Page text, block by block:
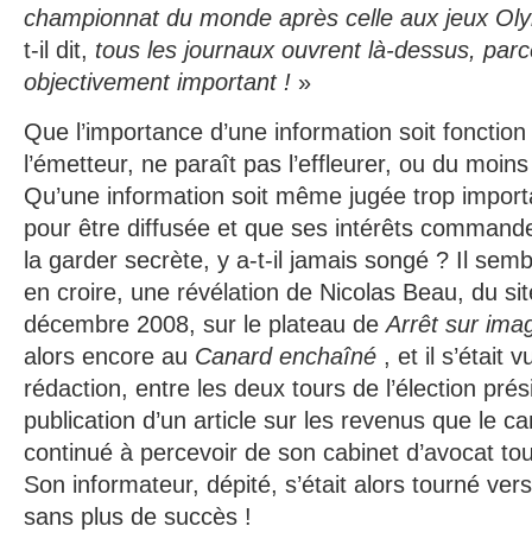
championnat du monde après celle aux jeux
t-il dit, tous les journaux ouvrent là-dessus,
objectivement important ! »
Que l’importance d’une information soit
l’émetteur, ne paraît pas l’effleurer, ou du
Qu’une information soit même jugée trop
pour être diffusée et que ses intérêts
la garder secrète, y a-t-il jamais songé ? Il
en croire, une révélation de Nicolas Beau, du
décembre 2008, sur le plateau deArrêt sur
alors encore au Canard enchaîné , et il s’était
rédaction, entre les deux tours de l’élection
publication d’un article sur les revenus que le
continué à percevoir de son cabinet d’avocat
Son informateur, dépité, s’était alors tourné
sans plus de succès !